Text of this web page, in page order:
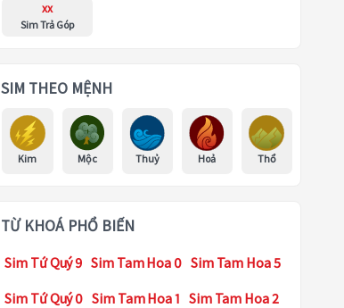
xx
Sim Trả Góp
SIM THEO MỆNH
Kim Mộc Thuỷ Hoả Thổ
TỪ KHOÁ PHỔ BIẾN
Sim Tứ Quý 9 Sim Tam Hoa 0 Sim Tam Hoa 5
Sim Tứ Quý 0 Sim Tam Hoa 1 Sim Tam Hoa 2